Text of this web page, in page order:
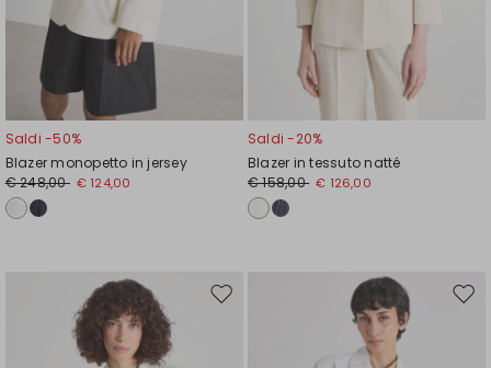
Saldi -50%
Blazer monopetto in jersey
€ 248,00 € 124,00
Saldi -20%
Blazer in tessuto natté
€ 158,00 € 126,00
Sposta